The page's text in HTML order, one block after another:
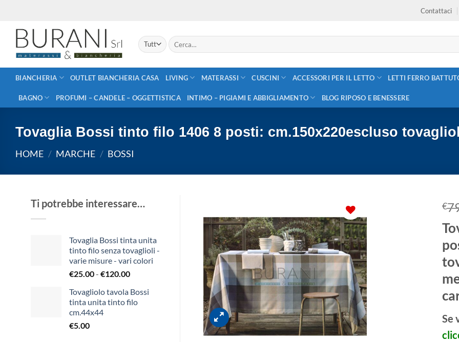
contenuti
Contattaci
Cerca:
BIANCHERIA OUTLET BIANCHERIA CASA LIVING MATERASSI CUSCINI ACCESSORI PER IL LETTO LETTI FERRO
BAGNO PROFUMI – CANDELE – OGGETTISTICA INTIMO – PIGIAMI E ABBIGLIAMENTO BLOG RIPOSO E BENESSERE
Tovaglia Bossi tinto filo 1406 8 posti: cm.150x220escluso
HOME / MARCHE / BOSSI
Ti potrebbe interessare…
Tovaglia Bossi tinta unita
tinto filo senza tovaglioli -
varie misure - vari colori
€25.00- €120.00Fascia
prezzo:
da
Tovagliolo tavola Bossi
tinta unita tinto filo
cm.44x44
€5.00
€
Se